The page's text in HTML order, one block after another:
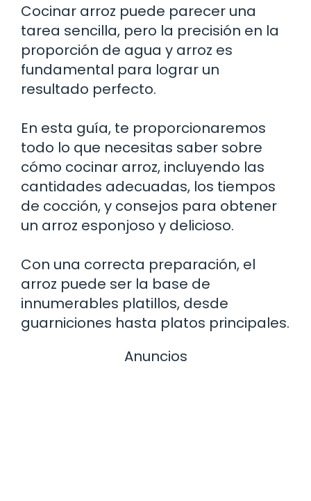
Cocinar arroz puede parecer una
tarea sencilla, pero la precisión en la
proporción de agua y arroz es
fundamental para lograr un
resultado perfecto.
En esta guía, te proporcionaremos
todo lo que necesitas saber sobre
cómo cocinar arroz, incluyendo las
cantidades adecuadas, los tiempos
de cocción, y consejos para obtener
un arroz esponjoso y delicioso.
Con una correcta preparación, el
arroz puede ser la base de
innumerables platillos, desde
guarniciones hasta platos principales.
Anuncios